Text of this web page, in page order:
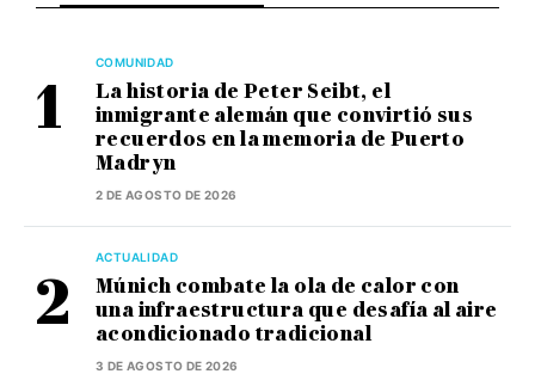
COMUNIDAD
La historia de Peter Seibt, el
inmigrante alemán que convirtió sus
recuerdos en la memoria de Puerto
Madryn
2 DE AGOSTO DE 2026
ACTUALIDAD
Múnich combate la ola de calor con
una infraestructura que desafía al aire
acondicionado tradicional
3 DE AGOSTO DE 2026